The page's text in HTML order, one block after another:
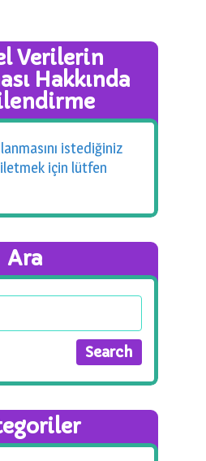
Verilerin
Hakkında
istediğiniz
iletmek için lütfen
Ara